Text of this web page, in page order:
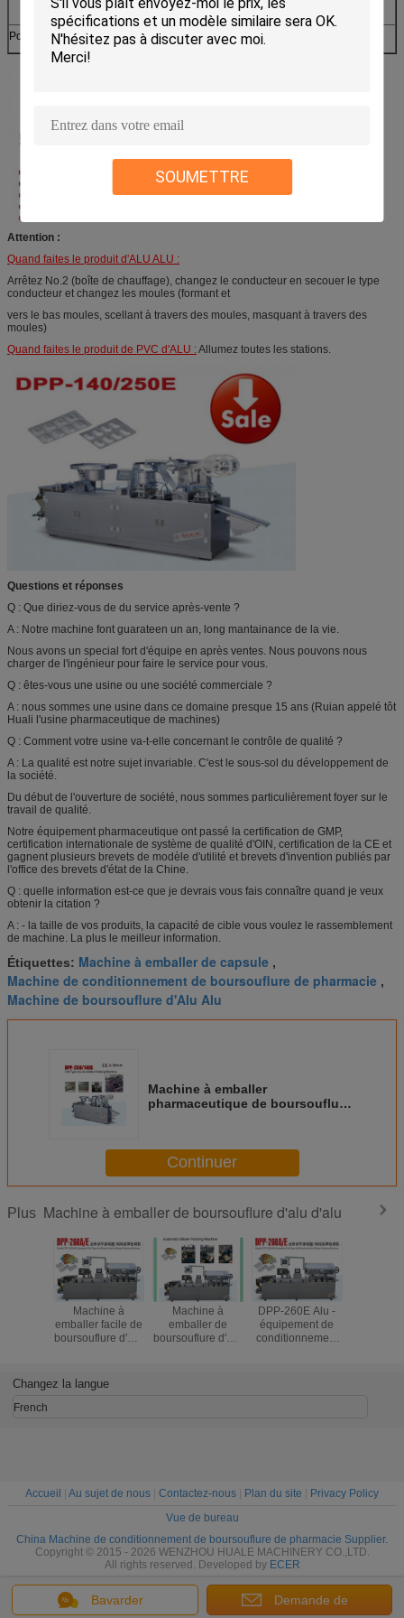
SOUMETTRE
1400*750*1450 (arrière)
Poids Au sujet de 1200kg
Attention :
Quand faites le produit d'ALU ALU :
Arrêtez No.2 (boîte de chauffage), changez le conducteur en secouer le type
conducteur et changez les moules (formant et
vers le bas moules, scellant à travers des moules, masquant à travers des
moules)
Quand faites le produit de PVC d'ALU :Allumez toutes les stations.
Questions et réponses
Q : Que diriez-vous de du service après-vente ?
A : Notre machine font guarateen un an, long mantainance de la vie.
Nous avons un special fort d'équipe en après ventes. Nous pouvons nous
charger de l'ingénieur pour faire le service pour vous.
Q : êtes-vous une usine ou une société commerciale ?
A : nous sommes une usine dans ce domaine presque 15 ans (Ruian appelé tôt
Huali l'usine pharmaceutique de machines)
Q : Comment votre usine va-t-elle concernant le contrôle de qualité ?
A : La qualité est notre sujet invariable. C'est le sous-sol du développement de
la société.
Du début de l'ouverture de société, nous sommes particulièrement foyer sur le
travail de qualité.
Notre équipement pharmaceutique ont passé la certification de GMP,
certification internationale de système de qualité d'OIN, certification de la CE et
gagnent plusieurs brevets de modèle d'utilité et brevets d'invention publiés par
l'office des brevets d'état de la Chine.
Q : quelle information est-ce que je devrais vous fais connaître quand je veux
obtenir la citation ?
A : - la taille de vos produits, la capacité de cible vous voulez le rassemblement
de machine. La plus le meilleur information.
Étiquettes: Machine à emballer de capsule ,
Machine de conditionnement de boursouflure de pharmacie ,
Machine de boursouflure d'Alu Alu
Machine à emballer
pharmaceutique de boursouflure
Continuer
Plus Machine à emballer de boursouflure d'alu d'alu
Machine à
emballer facile de
boursouflure d'Alu
260E
Machine à
emballer de
boursouflure d'Alu
DPP-260E Alu -
équipement de
conditionnement
Bavarder Demande de
Changez la langue
French
Accueil Au sujet de nous Contactez-nous Plan du site
Privacy Policy
Vue de bureau
China Machine de conditionnement de boursouflure de pharmacie Supplier.
Copyright © 2015 - 2026 WENZHOU HUALE MACHINERY CO.,LTD.
All rights reserved. Developed by ECER